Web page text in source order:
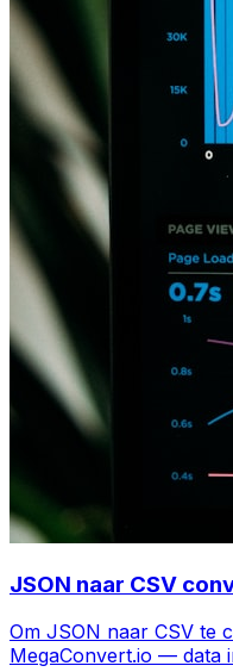
JSON naar CSV
Om JSON naar CSV te
MegaConvert.io — data